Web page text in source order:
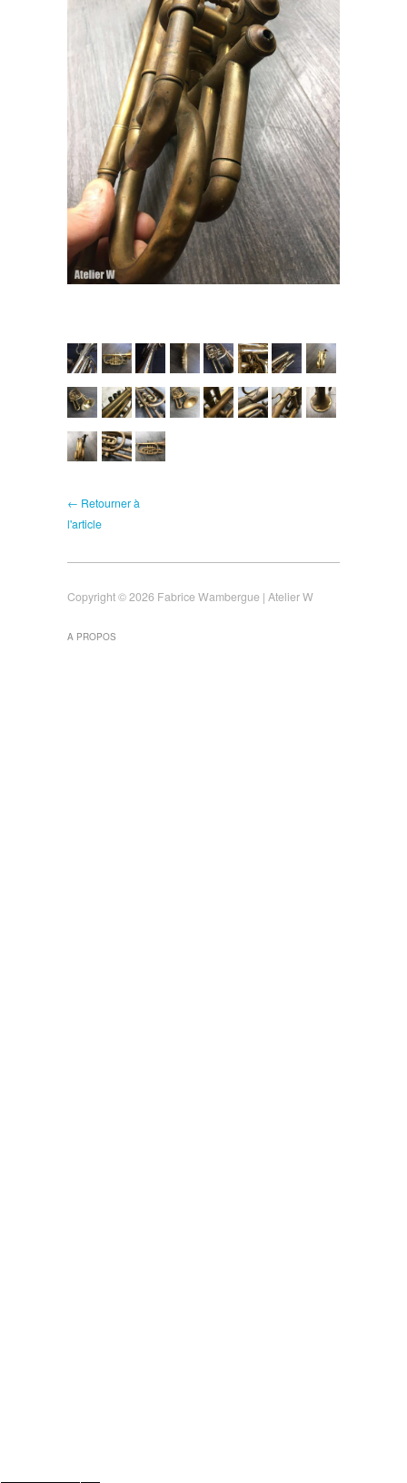
← Retourner à
l'article
Copyright © 2026 Fabrice Wambergue | Atelier W
A PROPOS